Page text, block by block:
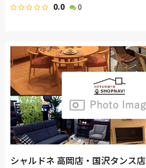
0.0 0
シャルドネ 高岡店・国沢タンス店